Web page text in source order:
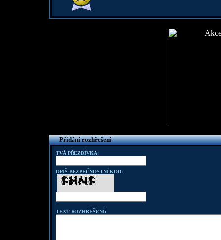
Přidání rozhřešení
TVÁ PŘEZDÍVKA:
OPIŠ BEZPEČNOSTNÍ KOD:
TEXT ROZHŘEŠENÍ: